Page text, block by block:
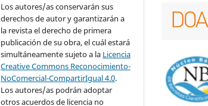
Los autores/as conservarán sus
derechos de autor y garantizarán a
la revista el derecho de primera
publicación de su obra, el cuál estará
simultáneamente sujeto a la Licencia
Creative Commons Reconocimiento-
NoComercial-CompartirIgual 4.0.
Los autores/as podrán adoptar
otros acuerdos de licencia no